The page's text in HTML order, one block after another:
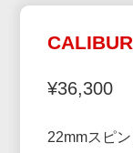
¥36,300
22mmスピ